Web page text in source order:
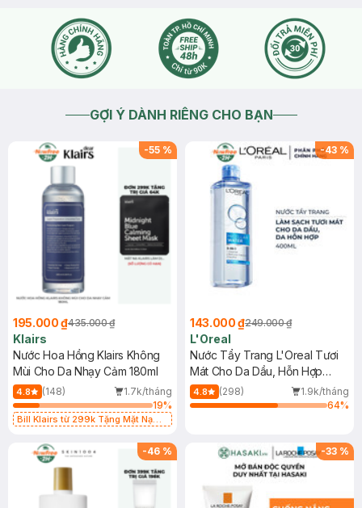
GỢI Ý DÀNH RIÊNG CHO BẠN
-55 %
195.000 ₫435.000 ₫
Klairs
Nước Hoa Hồng Klairs Không
Mùi Cho Da Nhạy Cảm 180ml
4.8 (148)
1.7k/tháng
19%
Bill Klairs từ 299k Tặng Mặt Nạ
25ml (SL Có Hạn)
-43 %
143.000 ₫249.000 ₫
L'Oreal
Nước Tẩy Trang L'Oreal Tươi
Mát Cho Da Dầu, Hỗn Hợp
400ml
4.8 (298)
1.9k/tháng
64%
-46 % -33 %